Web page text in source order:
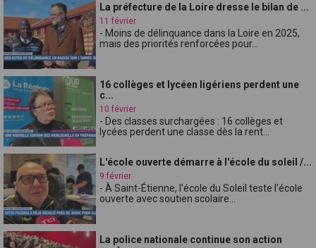
La préfecture de la Loire dresse le bilan de ...
11 février
- Moins de délinquance dans la Loire en 2025,
mais des priorités renforcées pour...
16 collèges et lycéen ligériens perdent une
c...
10 février
- Des classes surchargées : 16 collèges et
lycées perdent une classe dès la rent...
L'école ouverte démarre à l'école du soleil /...
9 février
- À Saint-Étienne, l'école du Soleil teste l'école
ouverte avec soutien scolaire...
La police nationale continue son action